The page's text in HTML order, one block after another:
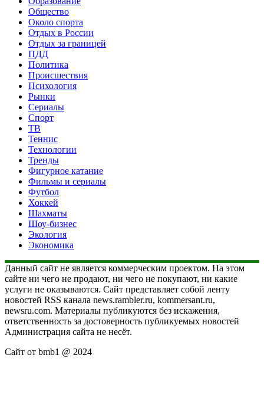
Общество
Около спорта
Отдых в России
Отдых за границей
ПДД
Политика
Происшествия
Психология
Рынки
Сериалы
Спорт
ТВ
Теннис
Технологии
Тренды
Фигурное катание
Фильмы и сериалы
Футбол
Хоккей
Шахматы
Шоу-бизнес
Экология
Экономика
Данный сайт не является коммерческим проектом. На этом
сайте ни чего не продают, ни чего не покупают, ни какие
услуги не оказываются. Сайт представляет собой ленту
новостей RSS канала news.rambler.ru, kommersant.ru,
newsru.com. Материалы публикуются без искажения,
ответственность за достоверность публикуемых новостей
Администрация сайта не несёт.
Сайт от bmb1 @ 2024